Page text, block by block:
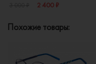
2 400 ₽
Похожие товары: